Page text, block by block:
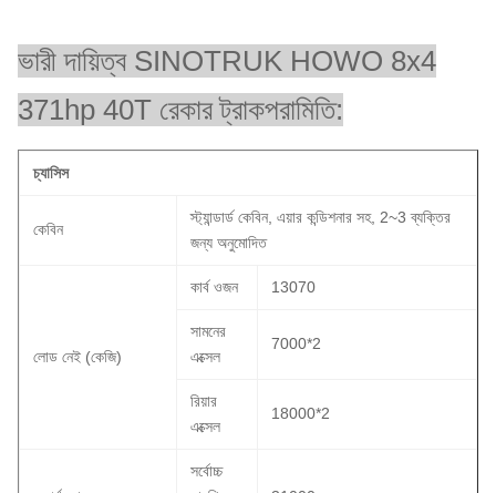
ভারী দায়িত্ব SINOTRUK HOWO 8x4
371hp 40T রেকার ট্রাকপরামিতি:
চ্যাসিস
কেবিন
স্ট্যান্ডার্ড কেবিন, এয়ার কন্ডিশনার সহ, 2~3 ব্যক্তির
জন্য অনুমোদিত
লোড নেই (কেজি)
কার্ব ওজন 13070
সামনের
এক্সেল
7000*2
রিয়ার
এক্সেল
18000*2
সর্বোচ্চ